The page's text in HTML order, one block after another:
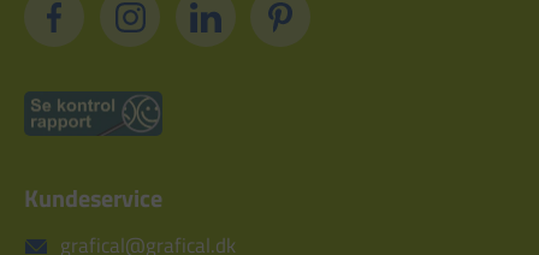
Kundeservice
grafical@grafical.dk